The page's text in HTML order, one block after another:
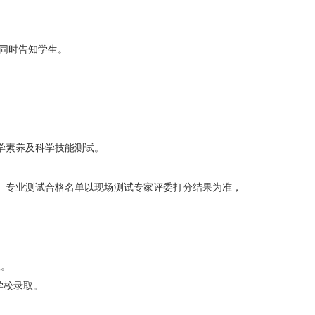
时告知学生。
素养及科学技能测试。
专业测试合格名单以现场测试专家评委打分结果为准，
录取。